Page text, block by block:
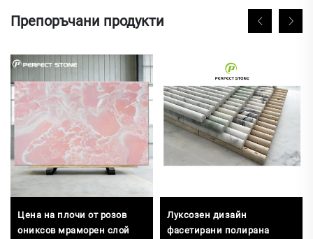
Препоръчани продукти
Цена на плочи от розов
ониксов мраморен слой
Луксозен дизайн
фасетирани полирана